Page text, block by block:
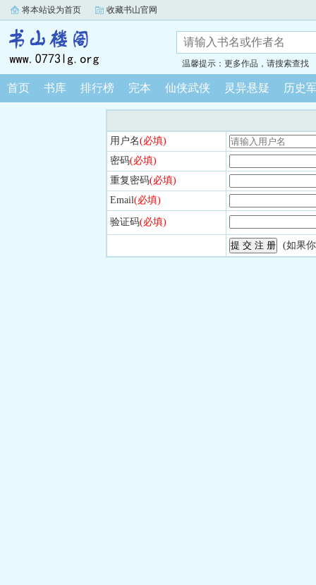
将本站设为首页 收藏书山官网
温馨提示：更多作品，请搜索查找
首页 书库 排行榜 完本 仙侠武侠 灵异悬疑 历史
用户名(必填)
密码(必填)
重复密码(必填)
Email(必填)
验证码(必填)
(如果